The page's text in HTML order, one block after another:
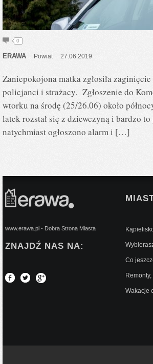
0
ERAWA Powiat 27.06.2019
Zaniepokojona matka zgłosiła
policjanci i strażacy. Zgłoszenie do
wtorku na środę (25/26.06) około
latek rozstał się z dziewczyną i bardzo
natychmiast ogłoszono alarm i […]
www.erawa.pl - Dobra Strona Miasta
ZNAJDŹ NAS NA:
Kąpielisko
Co
Remonty,
Wakacje